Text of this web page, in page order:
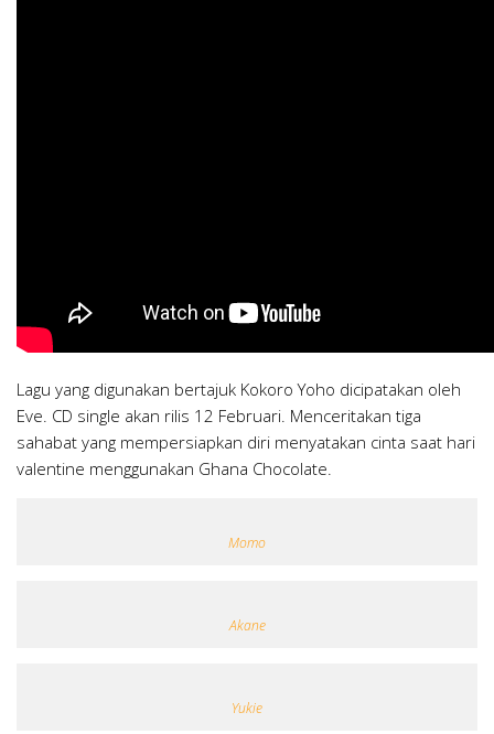
Lagu yang digunakan bertajuk Kokoro Yoho dicipatakan oleh
Eve. CD single akan rilis 12 Februari. Menceritakan tiga
sahabat yang mempersiapkan diri menyatakan cinta saat hari
valentine menggunakan Ghana Chocolate.
Momo
Akane
Yukie